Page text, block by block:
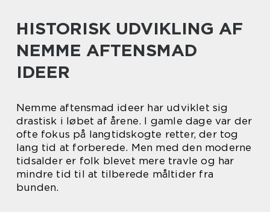
HISTORISK UDVIKLING AF
NEMME AFTENSMAD
IDEER
Nemme aftensmad ideer har udviklet sig
drastisk i løbet af årene. I gamle dage var der
ofte fokus på langtidskogte retter, der tog
lang tid at forberede. Men med den moderne
tidsalder er folk blevet mere travle og har
mindre tid til at tilberede måltider fra
bunden.